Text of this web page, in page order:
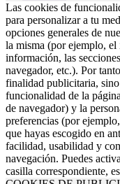
Las cookies de
para personalizar a tu
opciones generales de
la misma (por ejemplo, el
información, las
navegador, etc.). Por
finalidad publicitaria,
funcionalidad de la
de navegador) y la
preferencias (por
que hayas escogido en
facilidad, usabilidad y
navegación. Puedes
casilla correspondiente,